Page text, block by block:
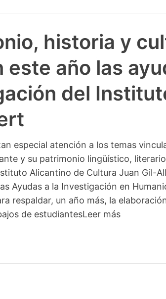
historia y
este año las
del
especial atención a los temas
y su patrimonio lingüístico,
Alicantino de Cultura Juan Gil-
Ayudas a la Investigación en
respaldar, un año más, la
de estudiantesLeer más